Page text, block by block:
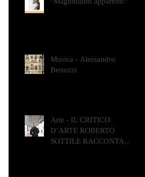
Musica - Alessandro
Bertozzi
Arte - IL CRITICO
D’ARTE ROBERTO
SOTTILE RACCONTA